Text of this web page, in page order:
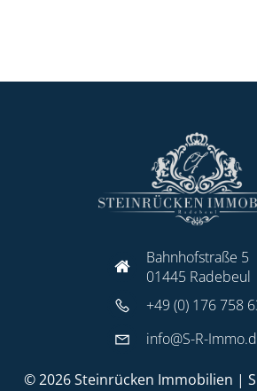
Bahnhofstraße 5
01445 Radebeul
+49 (0) 176 758
info@S-R-
© 2026 Steinrücken Immobilien |